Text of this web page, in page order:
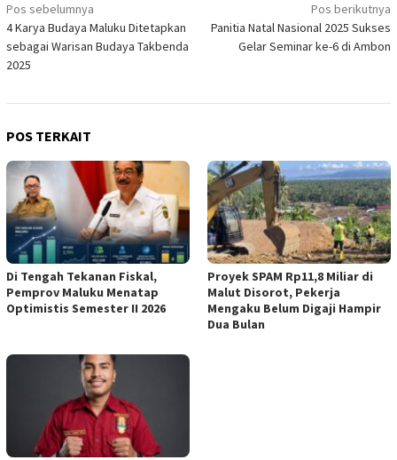
Navigasi
pos
Pos sebelumnya
4 Karya Budaya Maluku Ditetapkan
sebagai Warisan Budaya Takbenda
2025
Pos berikutnya
Panitia Natal Nasional 2025 Sukses
Gelar Seminar ke-6 di Ambon
POS TERKAIT
Di Tengah Tekanan Fiskal,
Pemprov Maluku Menatap
Optimistis Semester II 2026
Proyek SPAM Rp11,8 Miliar di
Malut Disorot, Pekerja
Mengaku Belum Digaji Hampir
Dua Bulan